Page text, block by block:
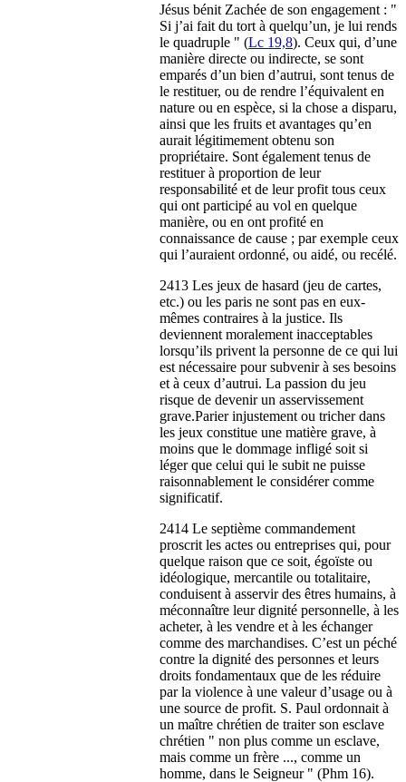
Jésus bénit Zachée de son engagement : "
Si j’ai fait du tort à quelqu’un, je lui rends
le quadruple " (Lc 19,8). Ceux qui, d’une
manière directe ou indirecte, se sont
emparés d’un bien d’autrui, sont tenus de
le restituer, ou de rendre l’équivalent en
nature ou en espèce, si la chose a disparu,
ainsi que les fruits et avantages qu’en
aurait légitimement obtenu son
propriétaire. Sont également tenus de
restituer à proportion de leur
responsabilité et de leur profit tous ceux
qui ont participé au vol en quelque
manière, ou en ont profité en
connaissance de cause ; par exemple ceux
qui l’auraient ordonné, ou aidé, ou recélé.
2413 Les jeux de hasard (jeu de cartes,
etc.) ou les paris ne sont pas en eux-
mêmes contraires à la justice. Ils
deviennent moralement inacceptables
lorsqu’ils privent la personne de ce qui lui
est nécessaire pour subvenir à ses besoins
et à ceux d’autrui. La passion du jeu
risque de devenir un asservissement
grave.Parier injustement ou tricher dans
les jeux constitue une matière grave, à
moins que le dommage infligé soit si
léger que celui qui le subit ne puisse
raisonnablement le considérer comme
significatif.
2414 Le septième commandement
proscrit les actes ou entreprises qui, pour
quelque raison que ce soit, égoïste ou
idéologique, mercantile ou totalitaire,
conduisent à asservir des êtres humains, à
méconnaître leur dignité personnelle, à les
acheter, à les vendre et à les échanger
comme des marchandises. C’est un péché
contre la dignité des personnes et leurs
droits fondamentaux que de les réduire
par la violence à une valeur d’usage ou à
une source de profit. S. Paul ordonnait à
un maître chrétien de traiter son esclave
chrétien " non plus comme un esclave,
mais comme un frère ..., comme un
homme, dans le Seigneur " (Phm 16).